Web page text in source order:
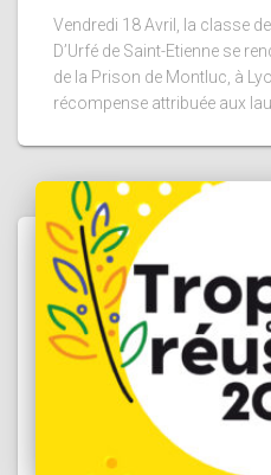
Vendredi 18 Avril, la classe
D’Urfé de Saint-Etienne se
de la Prison de Montluc, à
récompense attribuée aux